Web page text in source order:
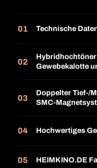
Technische
Gewebekalotte
Doppelter Tief-/
SMC-
Hochwertiges
HEIMKINO.DE